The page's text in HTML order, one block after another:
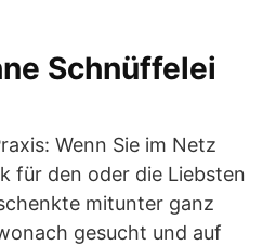
Schnüffelei
Wenn Sie im Netz
für den oder die Liebsten
mitunter ganz
gesucht und auf